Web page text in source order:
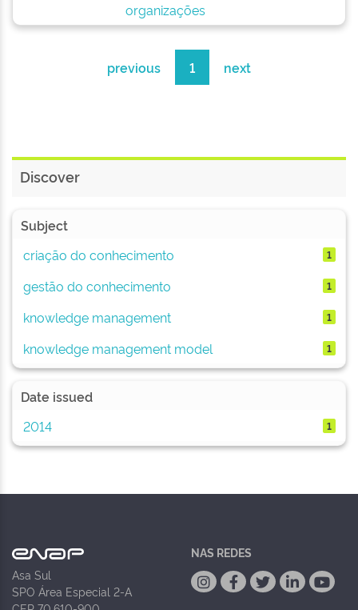
organizações
previous 1 next
Discover
Subject
criação do conhecimento
1
gestão do conhecimento 1
knowledge management 1
knowledge management model 1
Date issued
2014
1
Asa Sul
SPO Área Especial 2-A
NAS REDES